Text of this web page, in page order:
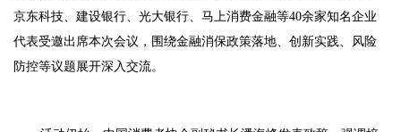
京东科技、建设银行、光大银行、马上消费金融等40余家知名企业
代表受邀出席本次会议，围绕金融消保政策落地、创新实践、风险
防控等议题展开深入交流。